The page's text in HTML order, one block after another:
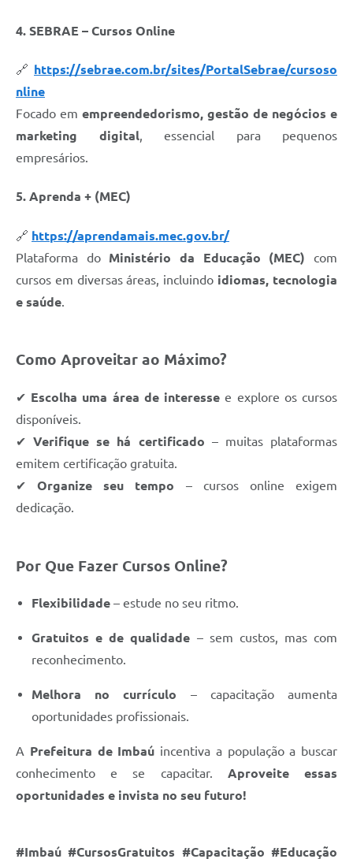
4. SEBRAE – Cursos Online
🔗 https://sebrae.com.br/sites/PortalSebrae/cursoso
nline
Focado em empreendedorismo, gestão de negócios e
marketing digital, essencial para pequenos
empresários.
5. Aprenda + (MEC)
🔗 https://aprendamais.mec.gov.br/
Plataforma do Ministério da Educação (MEC) com
cursos em diversas áreas, incluindo idiomas, tecnologia
e saúde
Como Aproveitar ao Máximo?
✔ Escolha uma área de interesse e explore os cursos
disponíveis.
✔Verifique se há certificado – muitas plataformas
emitem certificação gratuita.
✔Organize seu tempo – cursos online exigem
dedicação.
Por Que Fazer Cursos Online?
Flexibilidade – estude no seu ritmo.
Gratuitos e de qualidade – sem custos, mas com
reconhecimento.
Melhora no currículo – capacitação aumenta
oportunidades profissionais.
A Prefeitura de Imbaú incentiva a população a buscar
conhecimento e se capacitar. Aproveite essas
oportunidades e invista no seu futuro!
#Imbaú #CursosGratuitos #Capacitação #Educação